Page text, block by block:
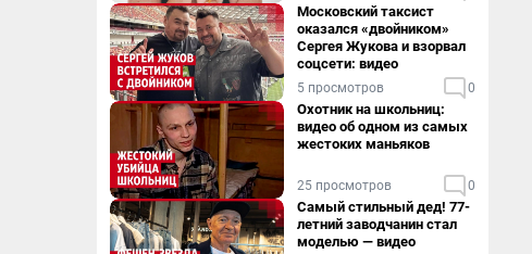
Московский таксист
оказался «двойником»
Сергея Жукова и взорвал
соцсети: видео
5 просмотров 0
Охотник на школьниц:
видео об одном из самых
жестоких маньяков
25 просмотров 0
Самый стильный дед! 77-
летний заводчанин стал
моделью — видео